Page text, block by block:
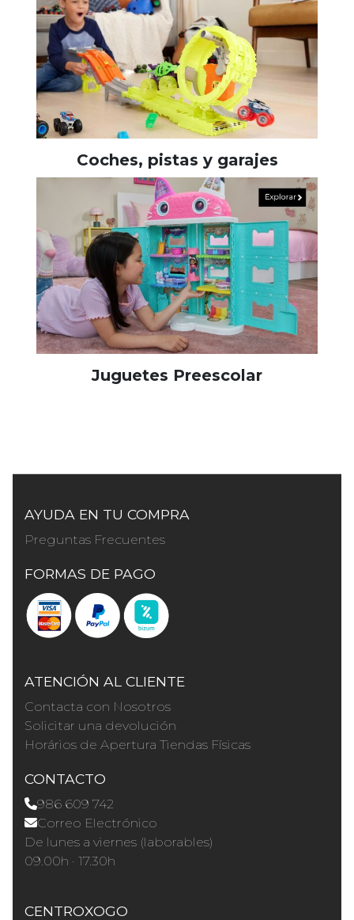
Coches, pistas y garajes
Juguetes Preescolar
AYUDA EN TU COMPRA
Preguntas Frecuentes
FORMAS DE PAGO
ATENCIÓN AL CLIENTE
Contacta con Nosotros
Solicitar una devolución
Horários de Apertura Tiendas Físicas
CONTACTO
986 609 742
Correo Electrónico
De lunes a viernes (laborables)
09.00h · 17.30h
CENTROXOGO